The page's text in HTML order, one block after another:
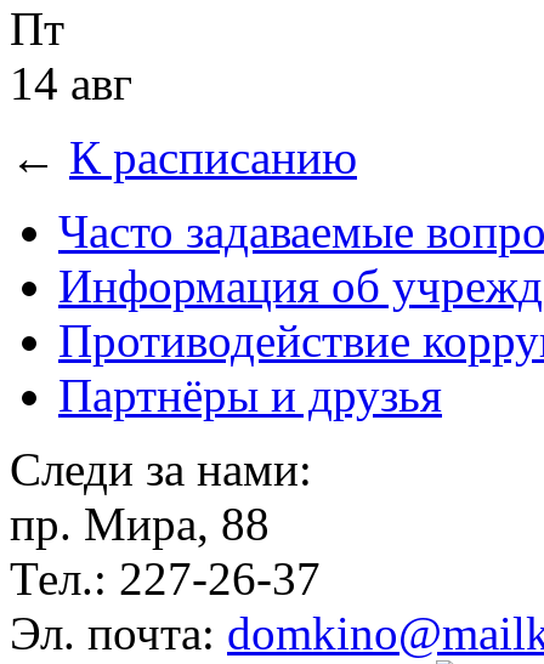
Пт
14 авг
← К расписанию
Часто задаваемые
Информация об
Противодействие
Партнёры и друзья
Следи за нами:
пр. Мира, 88
Тел.: 227-26-37
Эл. почта: